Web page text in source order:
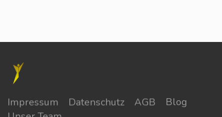
Impressum Datenschutz AGB
Blog